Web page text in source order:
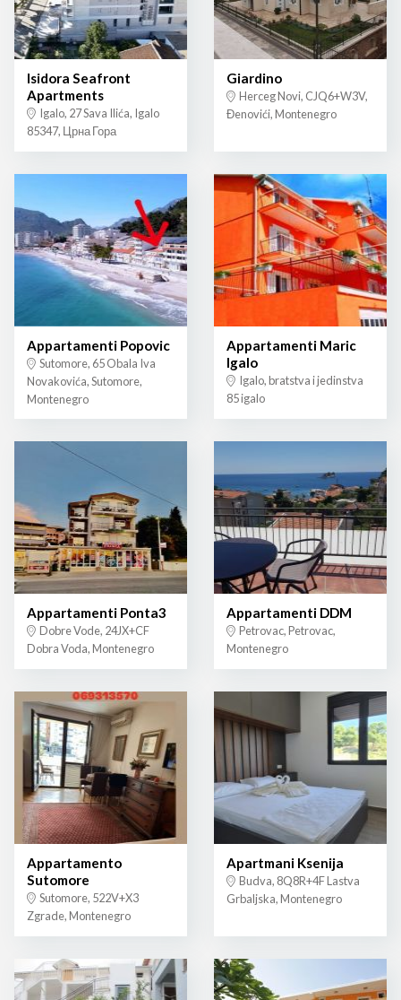
Isidora Seafront
Apartments
Igalo, 27 Sava Ilića, Igalo
85347, Црна Гора
Giardino
Herceg Novi, CJQ6+W3V,
Đenovići, Montenegro
Appartamenti Popovic
Sutomore, 65 Obala Iva
Novakovića, Sutomore,
Montenegro
Appartamenti Maric
Igalo
Igalo, bratstva i jedinstva
85 igalo
Appartamenti Ponta3
Dobre Vode, 24JX+CF
Dobra Voda, Montenegro
Appartamenti DDM
Petrovac, Petrovac,
Montenegro
Appartamento
Sutomore
Sutomore, 522V+X3
Zgrade, Montenegro
Apartmani Ksenija
Budva, 8Q8R+4F Lastva
Grbaljska, Montenegro